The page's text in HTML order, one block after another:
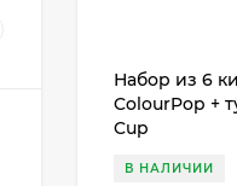
Набор из 6
ColourPop +
Cup
В НАЛИЧИИ